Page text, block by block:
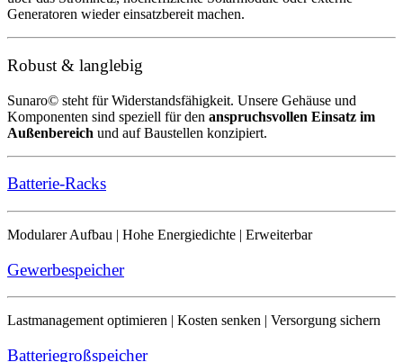
Generatoren wieder einsatzbereit machen.
Robust & langlebig
Sunaro© steht für Widerstandsfähigkeit. Unsere Gehäuse und
Komponenten sind speziell für den anspruchsvollen Einsatz im
Außenbereich und auf Baustellen konzipiert.
Batterie-Racks
Modularer Aufbau | Hohe Energiedichte | Erweiterbar
Gewerbespeicher
Lastmanagement optimieren | Kosten senken | Versorgung sichern
Batteriegroßspeicher